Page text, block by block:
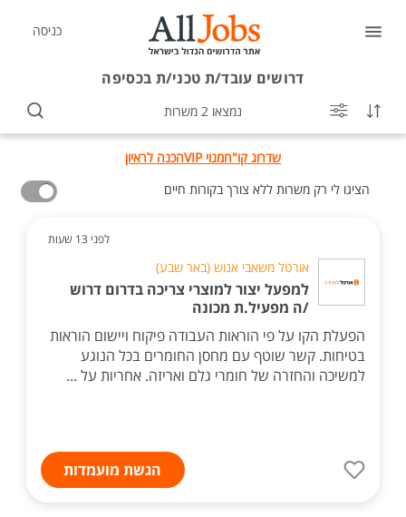
כניסה
דרושים עובד/ת טכני/ת בכסיפה
נמצאו 2 משרות
שדרוג קו"חמנוי VIP
הכנה לראיון
הציגו לי רק משרות ללא צורך בקורות חיים
לפני 13 שעות
אורטל משאבי אנוש (באר שבע)
למפעל יצור למוצרי צריכה בדרום דרוש
/ה מפעיל.ת מכונה
הפעלת הקו על פי הוראות העבודה פיקוח ויישום הוראות
בטיחות. קשר שוטף עם מחסן החומרים בכל הנוגע
למשיכה והחזרה של חומרי גלם ואריזה. אחריות על ...
הגשת מועמדות